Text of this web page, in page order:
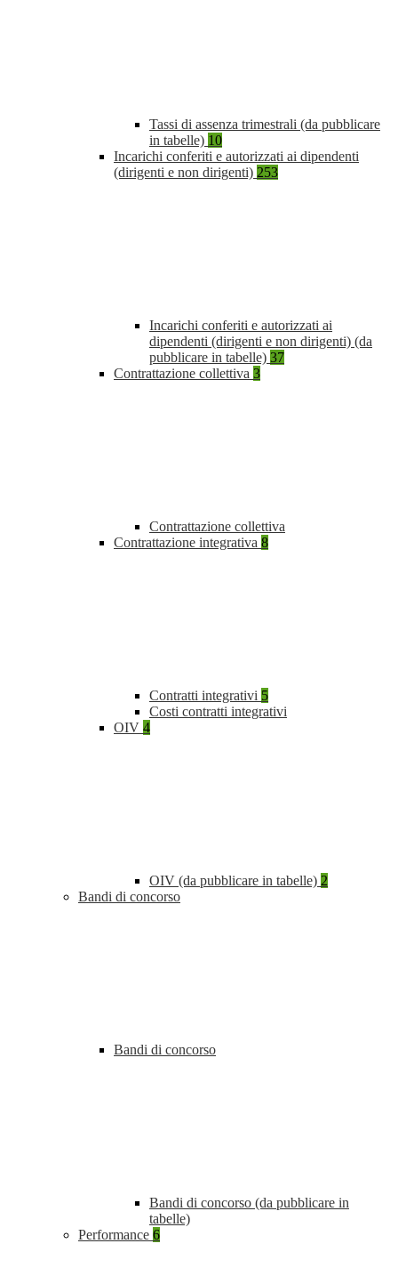
Tassi di assenza trimestrali (da pubblicare
in tabelle) 10
Incarichi conferiti e autorizzati ai dipendenti
(dirigenti e non dirigenti) 253
Incarichi conferiti e autorizzati ai
dipendenti (dirigenti e non dirigenti) (da
pubblicare in tabelle) 37
Contrattazione collettiva 3
Contrattazione collettiva
Contrattazione integrativa 8
Contratti integrativi 5
Costi contratti integrativi
OIV 4
OIV (da pubblicare in tabelle) 2
Bandi di concorso
Bandi di concorso
Bandi di concorso (da pubblicare in
tabelle)
Performance 6